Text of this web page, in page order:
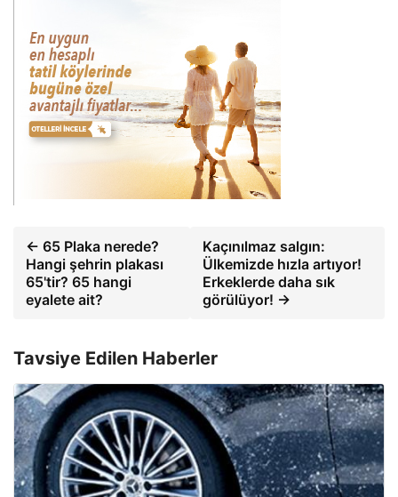
← 65 Plaka nerede?
Hangi şehrin plakası
65'tir? 65 hangi
eyalete ait?
Kaçınılmaz salgın:
Ülkemizde hızla artıyor!
Erkeklerde daha sık
görülüyor! →
Tavsiye Edilen Haberler